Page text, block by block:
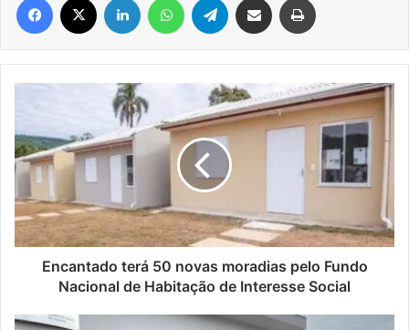
50
novas
moradias
pelo
Fundo
Nacional
de
Habitação
Social
Encantado terá 50 novas moradias pelo Fundo
Nacional de Habitação de Interesse Social
Operação